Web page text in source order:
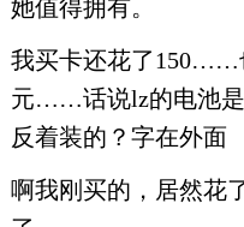
她值得拥有。
我买卡还花了150……
元……话说lz的电池是
反着装的？字在外面
啊我刚买的，居然花